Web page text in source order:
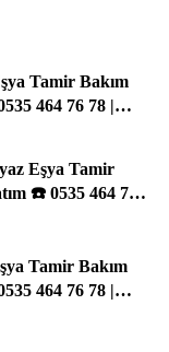
Tamir Bakım
464 76 78 |
Eşya Tamir
☎️ 0535 464 76
Tamir Bakım
464 76 78 |